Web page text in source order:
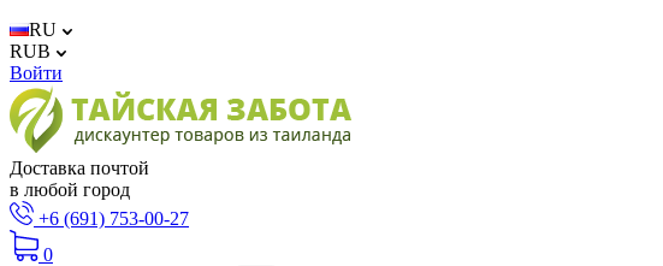
RU
RUB
Войти
Доставка почтой
в любой город
+6 (691) 753-00-27
0